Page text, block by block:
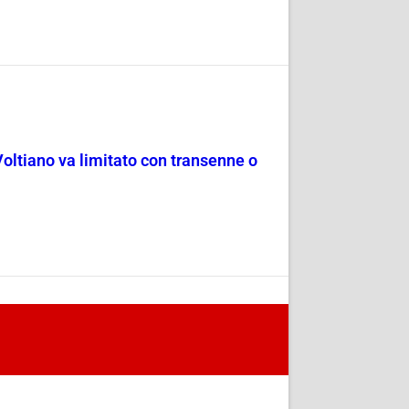
va limitato con transenne o